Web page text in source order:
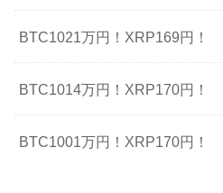
BTC1021万円！XRP169円！
BTC1014万円！XRP170円！
BTC1001万円！XRP170円！